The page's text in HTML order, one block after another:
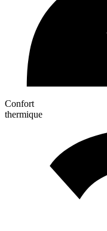
Confort
thermique